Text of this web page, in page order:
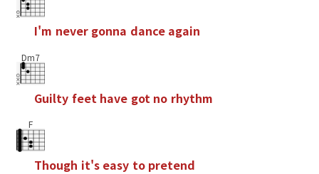
I'm never gonna dance again
Dm7
Guilty feet have got no rhythm
F
Though it's easy to pretend